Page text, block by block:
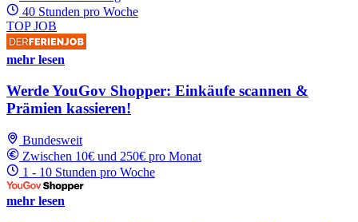
40 Stunden pro Woche
TOP JOB
mehr lesen
Werde YouGov Shopper: Einkäufe scannen &
Prämien kassieren!
Bundesweit
Zwischen 10€ und 250€ pro Monat
1 - 10 Stunden pro Woche
mehr lesen